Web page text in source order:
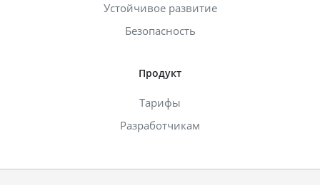
Устойчивое развитие
Безопасность
Продукт
Тарифы
Разработчикам